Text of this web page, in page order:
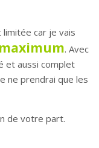
car je vais
. Avec
et aussi complet
ne prendrai que les
de votre part.